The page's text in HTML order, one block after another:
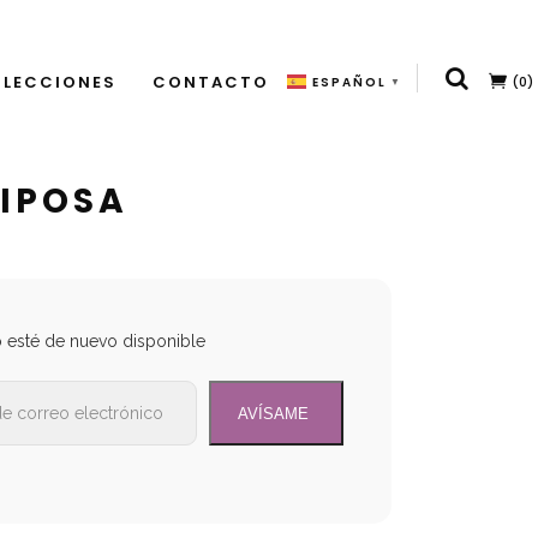
CONTACTO ESPAÑOL ▼ (0)
esté de nuevo disponible